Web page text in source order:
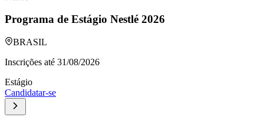
Programa de Estágio Nestlé 2026
BRASIL
Inscrições até 31/08/2026
Estágio
Candidatar-se